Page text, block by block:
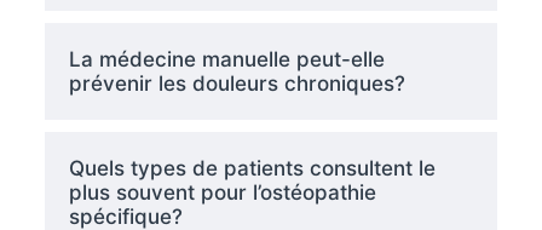
La médecine manuelle peut-elle
prévenir les douleurs chroniques?
Quels types de patients consultent le
plus souvent pour l’ostéopathie
spécifique?